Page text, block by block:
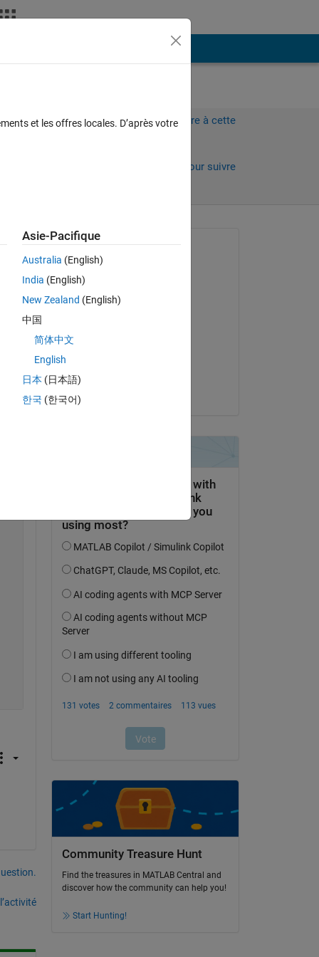
Connectez-vous pour répondre à cette
Connectez-vous pour suivre
rest12
le 16 Oct 2013
le 17 Oct 2013
Acceptée :
Community Treasure Hunt
Find the treasures in MATLAB Central and
discover how the community can help you!
Start Hunting!
et les offres locales. D’après votre
Asie-Pacifique
Australia (English)
India (English)
New Zealand (English)
中国
简体中文
English
日本 (日本語)
한국 (한국어)